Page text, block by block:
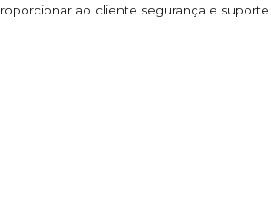
ao cliente segurança e